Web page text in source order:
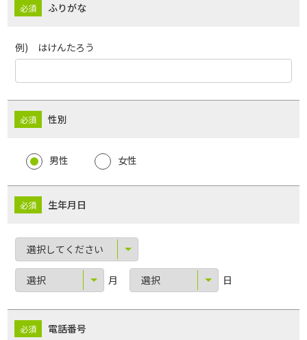
ふりがな
例) はけんたろう
性別
男性 女性
生年月日
月 日
電話番号